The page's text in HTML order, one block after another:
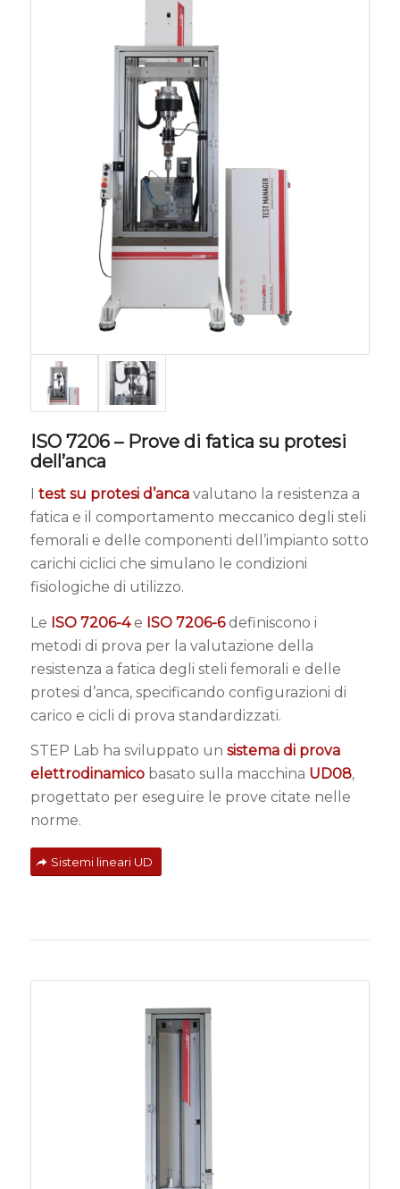
ISO 7206 – Prove di fatica su protesi
dell’anca
test su protesi d’ancavalutano la resistenza a
fatica e il comportamento meccanico degli steli
femorali e delle componenti dell’impianto sotto
carichi ciclici che simulano le condizioni
fisiologiche di utilizzo.
Le ISO 7206-4e ISO 7206-6definiscono i
metodi di prova per la valutazione della
resistenza a fatica degli steli femorali e delle
protesi d’anca, specificando configurazioni di
carico e cicli di prova standardizzati.
STEP Lab ha sviluppato un sistema di prova
elettrodinamicobasato sulla macchina UD08,
progettato per eseguire le prove citate nelle
norme.
Sistemi lineari UD